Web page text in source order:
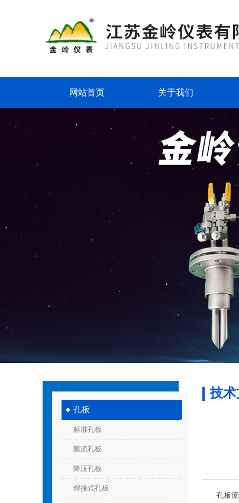
网站首页 关于我们
孔板
标准孔板
限流孔板
降压孔板
焊接式孔板
技
孔板流量